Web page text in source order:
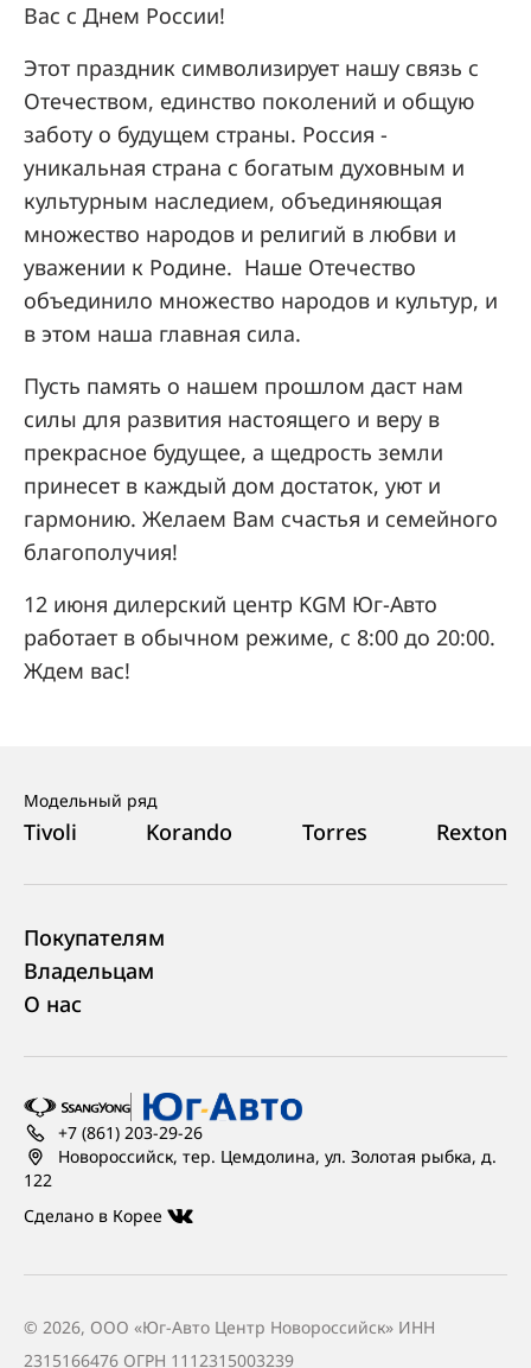
Вас с Днем России!
Этот праздник символизирует нашу связь с
Отечеством, единство поколений и общую
заботу о будущем страны. Россия -
уникальная страна с богатым духовным и
культурным наследием, объединяющая
множество народов и религий в любви и
уважении к Родине. Наше Отечество
объединило множество народов и культур, и
в этом наша главная сила.
Пусть память о нашем прошлом даст нам
силы для развития настоящего и веру в
прекрасное будущее, а щедрость земли
принесет в каждый дом достаток, уют и
гармонию. Желаем Вам счастья и семейного
благополучия!
12 июня дилерский центр KGM Юг-Авто
работает в обычном режиме, с 8:00 до 20:00.
Ждем вас!
Сделано в Корее
+7 (861) 203-29-26
Новороссийск, тер. Цемдолина, ул. Золотая рыбка, д.
122
Модельный ряд
Tivoli Korando Torres Rexton
Покупателям
Владельцам
О нас
© 2026, ООО «Юг-Авто Центр Новороссийск» ИНН
2315166476 ОГРН 1112315003239